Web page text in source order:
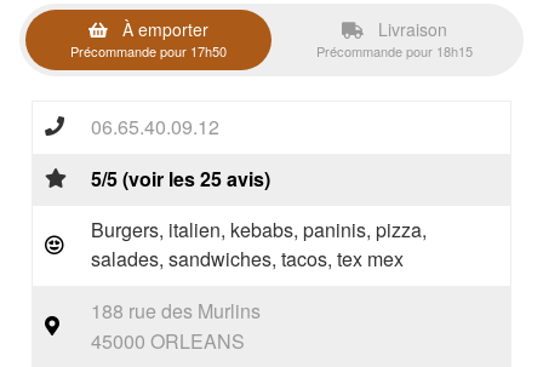
À emporter
Précommande pour 17h50
Livraison
Précommande pour 18h15
06.65.40.09.12
5/5 (voir les 25 avis)
Burgers, italien, kebabs, paninis, pizza,
salades, sandwiches, tacos, tex mex
188 rue des Murlins
45000 ORLEANS